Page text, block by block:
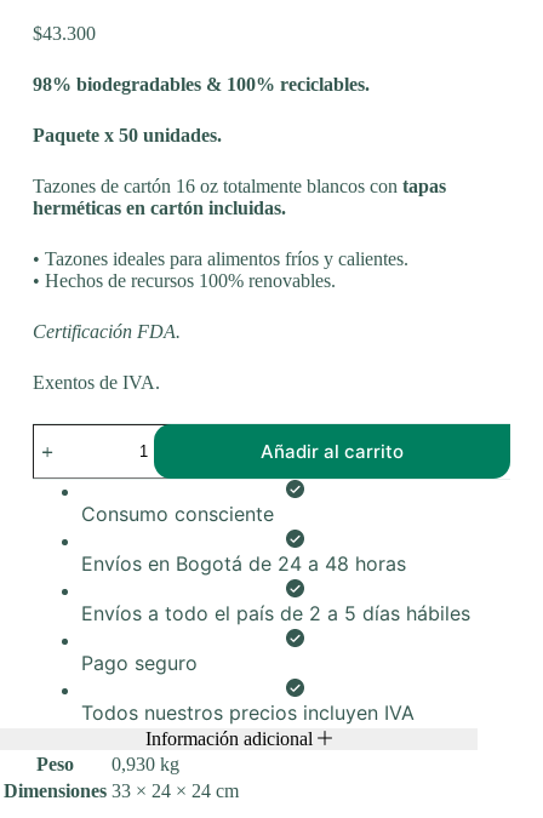
$43.300
98% biodegradables & 100% reciclables.
Paquete x 50 unidades.
Tazones de cartón 16 oz totalmente blancos con tapas
herméticas en cartón incluidas.
• Tazones ideales para alimentos fríos y calientes.
• Hechos de recursos 100% renovables.
Certificación FDA.
Exentos de IVA.
de
cartón
cantidad
Añadir al carrito
Consumo consciente
Envíos en Bogotá de 24 a 48 horas
Envíos a todo el país de 2 a 5 días hábiles
Pago seguro
Todos nuestros precios incluyen IVA
Información adicional
Peso
0,930 kg
Dimensiones 33 × 24 × 24 cm